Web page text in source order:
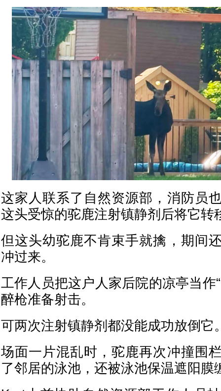
这家人联系了自然资源部，消防员
这头受惊的驼鹿注射镇静剂后将它转
但这头幼驼鹿不肯束手就擒，期间
冲过来。
工作人员把这户人家后院的凉亭当作
醉枪准备射击。
可两次注射镇静剂都没能成功放倒它
场面一片混乱时，驼鹿再次冲撞围
了邻居的泳池，还被泳池保温遮阳膜